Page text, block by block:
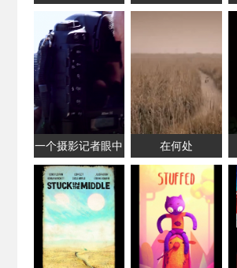
一个摄影记者眼中
的汶川十年
在何处